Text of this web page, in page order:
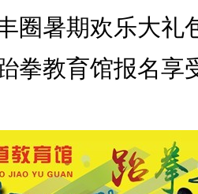
圈暑期欢乐大礼
拳教育馆报名享